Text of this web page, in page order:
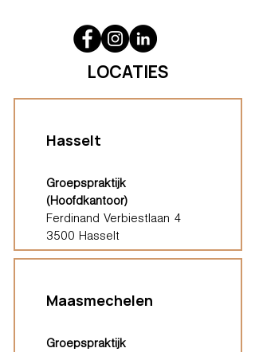
LOCATIES
Hasselt
Groepspraktijk
(Hoofdkantoor)
Ferdinand Verbiestlaan 4
3500 Hasselt
Maasmechelen
Groepspraktijk